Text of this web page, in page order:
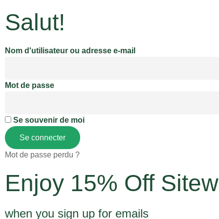
Salut!
Nom d'utilisateur ou adresse e-mail
Mot de passe
Se souvenir de moi
Se connecter
Mot de passe perdu ?
Enjoy 15% Off
when you sign up for emails